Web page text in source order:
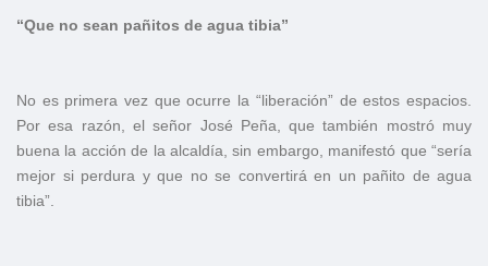
“Que no sean pañitos de agua tibia”
No es primera vez que ocurre la “liberación” de estos espacios.
Por esa razón, el señor José Peña, que también mostró muy
buena la acción de la alcaldía, sin embargo, manifestó que “sería
mejor si perdura y que no se convertirá en un pañito de agua
tibia”.